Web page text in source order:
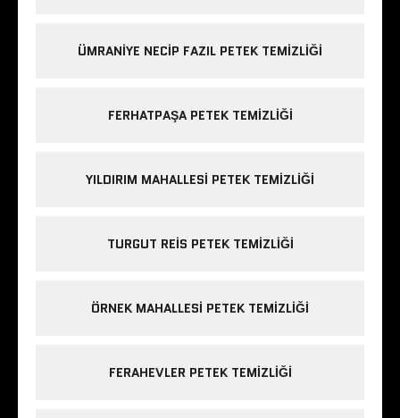
ÜMRANIYE NECIP FAZIL PETEK TEMIZLIĞI
FERHATPAŞA PETEK TEMIZLIĞI
YILDIRIM MAHALLESI PETEK TEMIZLIĞI
TURGUT REIS PETEK TEMIZLIĞI
ÖRNEK MAHALLESI PETEK TEMIZLIĞI
FERAHEVLER PETEK TEMIZLIĞI